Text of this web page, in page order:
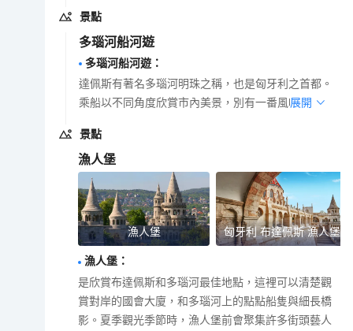
景點
多瑙河船河遊
多瑙河船河遊 ：
達佩斯有著名多瑙河明珠之稱，也是匈牙利之首都。
乘船以不同角度欣賞市內美景，別有一番風味。
展開
景點
漁人堡
漁人堡 匈牙利 布達佩斯 漁人堡
漁人堡 ：
是欣賞布達佩斯和多瑙河最佳地點，這裡可以清楚觀
賞對岸的國會大廈，和多瑙河上的點點船隻與細長橋
影。夏季觀光季節時，漁人堡前會聚集許多街頭藝人